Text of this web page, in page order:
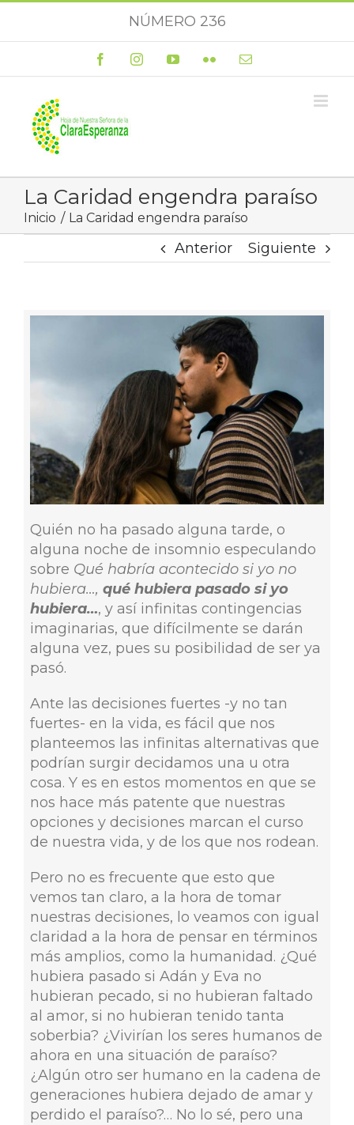
NÚMERO 236
FacebookInstagramYouTubeFlickr Correo
La Caridad engendra paraíso
Inicio La Caridad engendra paraíso
Anterior Siguiente
Quién no ha pasado alguna tarde, o
alguna noche de insomnio especulando
sobre Qué habría acontecido si yo no
hubiera…, qué hubiera pasado si yo
hubiera…, y así infinitas contingencias
imaginarias, que difícilmente se darán
alguna vez, pues su posibilidad de ser ya
pasó.
Ante las decisiones fuertes -y no tan
fuertes- en la vida, es fácil que nos
planteemos las infinitas alternativas que
podrían surgir decidamos una u otra
cosa. Y es en estos momentos en que se
nos hace más patente que nuestras
opciones y decisiones marcan el curso
de nuestra vida, y de los que nos rodean.
Pero no es frecuente que esto que
vemos tan claro, a la hora de tomar
nuestras decisiones, lo veamos con igual
claridad a la hora de pensar en términos
más amplios, como la humanidad. ¿Qué
hubiera pasado si Adán y Eva no
hubieran pecado, si no hubieran faltado
al amor, si no hubieran tenido tanta
soberbia? ¿Vivirían los seres humanos de
ahora en una situación de paraíso?
¿Algún otro ser humano en la cadena de
generaciones hubiera dejado de amar y
perdido el paraíso?… No lo sé, pero una